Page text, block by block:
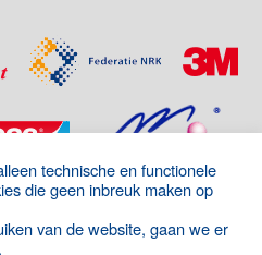
technische en functionele
die geen inbreuk maken op
van de website, gaan we er